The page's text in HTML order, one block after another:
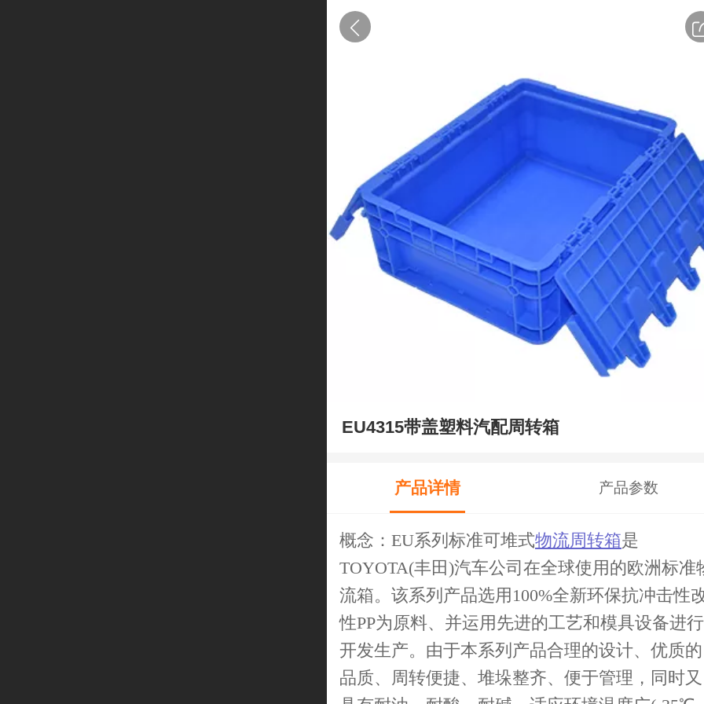
EU4315带盖塑料汽配周转箱
产品详情 产品参数
概念： EU系列标准可堆式物流周转箱是
TOYOTA(丰田)汽车公司在全球使用的欧洲标准
流箱。该系列产品选用100%全新环保抗冲击性
性PP为原料、并运用先进的工艺和模具设备进行
开发生产。由于本系列产品合理的设计、优质的
品质、周转便捷、堆垛整齐、便于管理，同时又